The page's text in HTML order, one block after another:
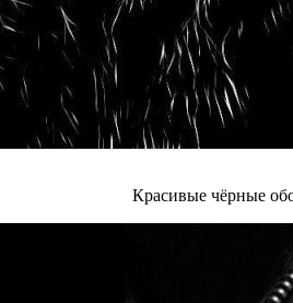
Красивые чёрные